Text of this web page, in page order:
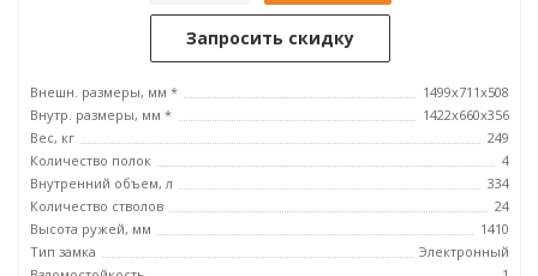
Запросить скидку
Внешн. размеры, мм *
1499x711x508
Внутр. размеры, мм *
1422x660x356
Вес, кг
249
Количество полок
4
Внутренний объем, л
334
Количество стволов
24
Высота ружей, мм
1410
Тип замка
Электронный